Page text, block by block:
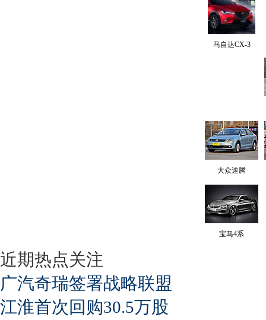
马自达CX-3
大众速腾
宝马4系
近期热点关注
广汽奇瑞签署战略联盟
江淮首次回购30.5万股